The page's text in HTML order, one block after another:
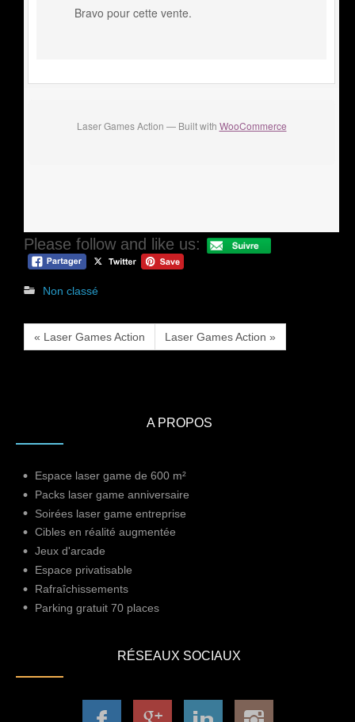
Bravo pour cette vente.
Laser Games Action — Built with WooCommerce
Please follow and like us:
Non classé
« Laser Games Action Laser Games Action »
A PROPOS
Espace laser game de 600 m²
Packs laser game anniversaire
Soirées laser game entreprise
Cibles en réalité augmentée
Jeux d'arcade
Espace privatisable
Rafraîchissements
Parking gratuit 70 places
RÉSEAUX SOCIAUX